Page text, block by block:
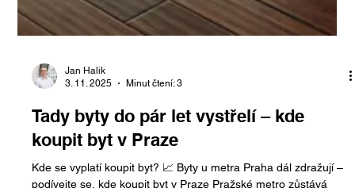
3. 11. 2025
Minut čtení: 3
Tady byty do pár let vystřelí – kde
koupit byt v Praze